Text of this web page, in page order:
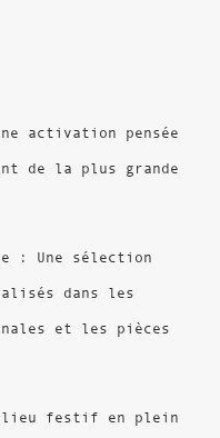
activation pensée
de la plus grande
: Une sélection
dans les
et les pièces
lieu festif en plein